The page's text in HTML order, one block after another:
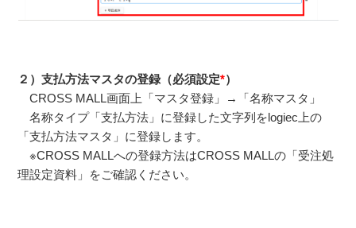
２）支払方法マスタの登録（必須設定*）
CROSS MALL画面上「マスタ登録」→「名称マスタ」
名称タイプ「支払方法」に登録した文字列をlogiec上の
「支払方法マスタ」に登録します。
※CROSS MALLへの登録方法はCROSS MALLの「受注処
理設定資料」をご確認ください。